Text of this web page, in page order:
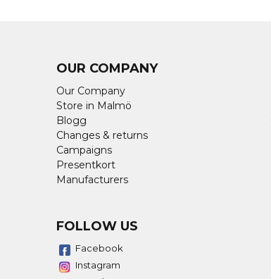
OUR COMPANY
Our Company
Store in Malmö
Blogg
Changes & returns
Campaigns
Presentkort
Manufacturers
FOLLOW US
Facebook
Instagram